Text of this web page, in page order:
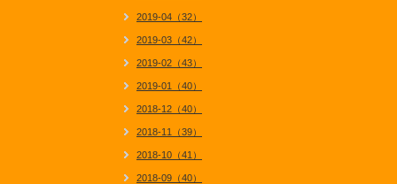
2019-04（32）
2019-03（42）
2019-02（43）
2019-01（40）
2018-12（40）
2018-11（39）
2018-10（41）
2018-09（40）